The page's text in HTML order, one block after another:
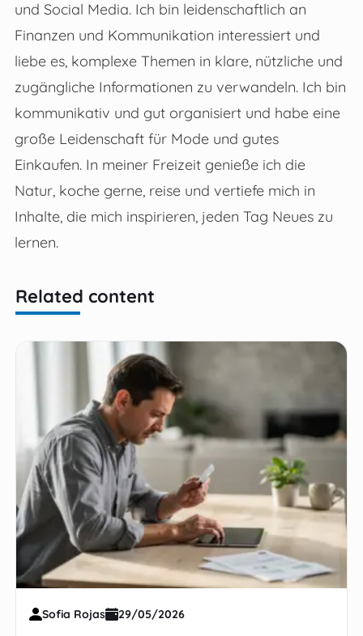
und Social Media. Ich bin leidenschaftlich an
Finanzen und Kommunikation interessiert und
liebe es, komplexe Themen in klare, nützliche und
zugängliche Informationen zu verwandeln. Ich bin
kommunikativ und gut organisiert und habe eine
große Leidenschaft für Mode und gutes
Einkaufen. In meiner Freizeit genieße ich die
Natur, koche gerne, reise und vertiefe mich in
Inhalte, die mich inspirieren, jeden Tag Neues zu
lernen.
Related content
Sofia Rojas 29/05/2026